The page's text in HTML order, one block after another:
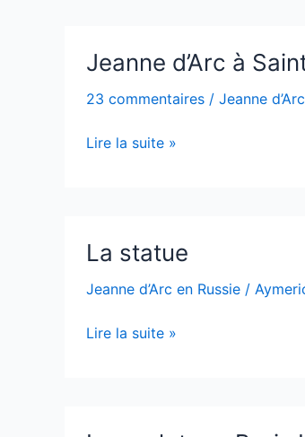
Jeanne d’Arc à
23 commentaires / Jeanne
d’Arc
Saint
un
Lire la suite »
La statue
Jeanne d’Arc en Russie /
statue
Lire la suite »